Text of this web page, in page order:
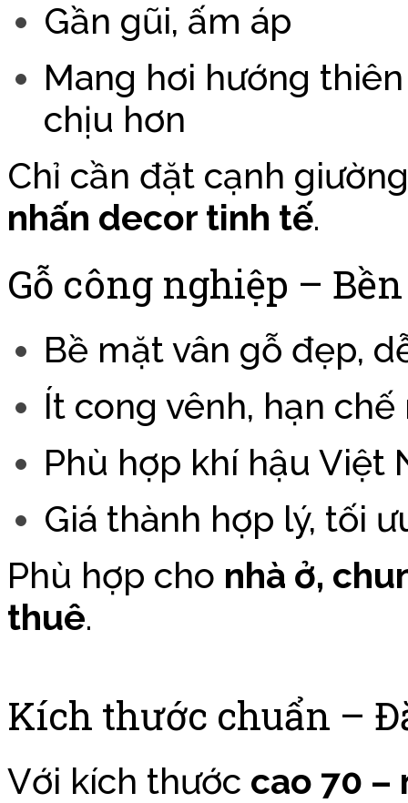
Gần gũi, ấm áp
Mang hơi hướng
chịu hơn
Chỉ cần đặt cạnh
nhấn decor tinh tế.
Gỗ công nghiệp –
Bề mặt vân gỗ đẹp,
Ít cong vênh, hạn
Phù hợp khí hậu Việt
Giá thành hợp lý, tối
Phù hợp cho nhà ở,
thuê.
Kích thước chuẩn –
Với kích thước cao 70 –